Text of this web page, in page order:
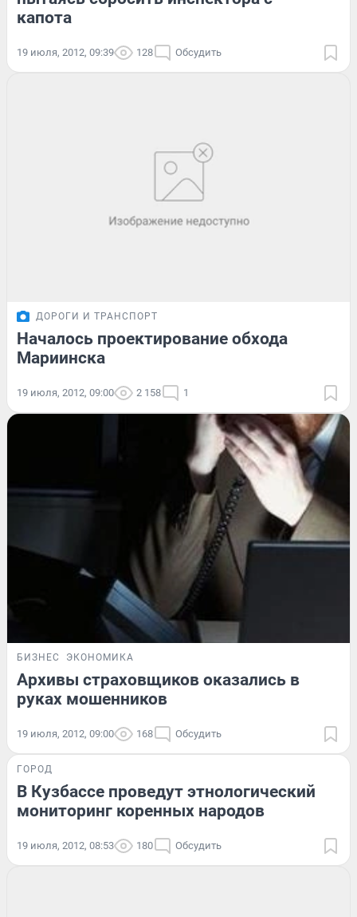
капота
19 июля, 2012, 09:39 128 Обсудить
ДОРОГИ И ТРАНСПОРТ
Началось проектирование обхода
Мариинска
19 июля, 2012, 09:00 2 158 1
БИЗНЕС ЭКОНОМИКА
Архивы страховщиков оказались в
руках мошенников
19 июля, 2012, 09:00 168 Обсудить
ГОРОД
В Кузбассе проведут этнологический
мониторинг коренных народов
19 июля, 2012, 08:53 180 Обсудить